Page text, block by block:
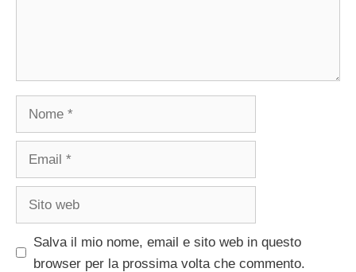
Salva il mio nome, email e sito web in questo
browser per la prossima volta che commento.